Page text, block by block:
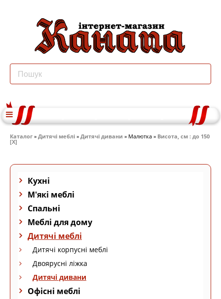
Каталог » Дитячі меблі » Дитячі дивани » Малютка » Висота, см : до 150
[X]
Кухні
М'які меблі
Спальні
Меблі для дому
Дитячі меблі
Дитячі корпусні меблі
Двоярусні ліжка
Дитячі дивани
Офісні меблі